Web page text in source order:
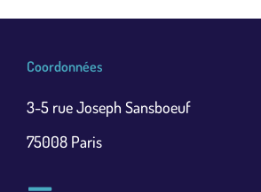
Coordonnées
3-5 rue Joseph Sansboeuf
75008 Paris